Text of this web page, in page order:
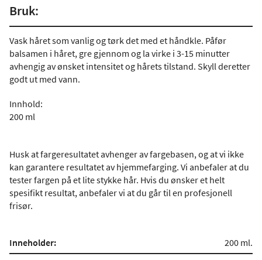
Bruk:
Vask håret som vanlig og tørk det med et håndkle. Påfør
balsamen i håret, gre gjennom og la virke i 3-15 minutter
avhengig av ønsket intensitet og hårets tilstand. Skyll deretter
godt ut med vann.
Innhold:
200 ml
Husk at fargeresultatet avhenger av fargebasen, og at vi ikke
kan garantere resultatet av hjemmefarging. Vi anbefaler at du
tester fargen på et lite stykke hår. Hvis du ønsker et helt
spesifikt resultat, anbefaler vi at du går til en profesjonell
frisør.
Inneholder: 200 ml.